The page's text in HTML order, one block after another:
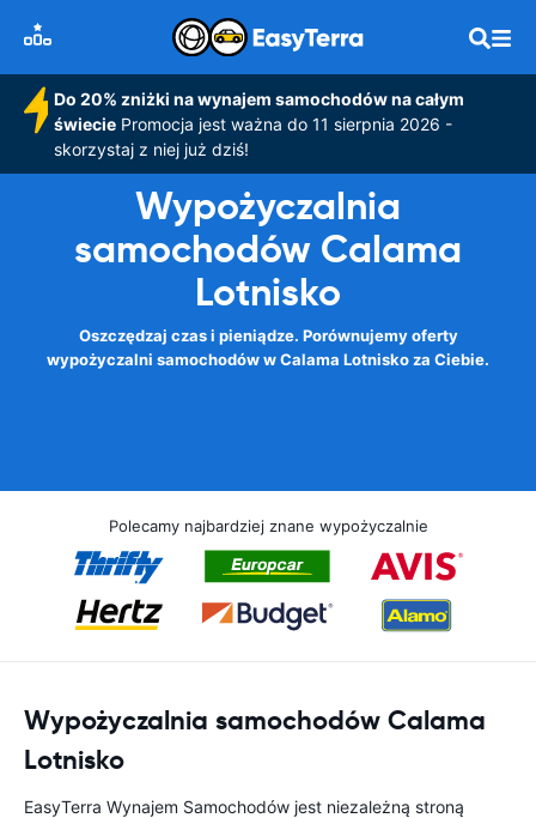
Do 20% zniżki na wynajem samochodów na całym
świeciePromocja jest ważna do 11 sierpnia 2026 -
skorzystaj z niej już dziś!
Wypożyczalnia
samochodów Calama
Lotnisko
Oszczędzaj czas i pieniądze. Porównujemy oferty
wypożyczalni samochodów w Calama Lotnisko za Ciebie.
Polecamy najbardziej znane wypożyczalnie
Wypożyczalnia samochodów Calama
Lotnisko
EasyTerra Wynajem Samochodów jest niezależną stroną